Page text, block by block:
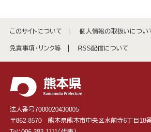
このサイトについて 個人情報の取扱いについ
免責事項・リンク等 RSS配信について
法人番号7000020430005
〒862-8570 熊本県熊本市中央区水前寺6丁目18